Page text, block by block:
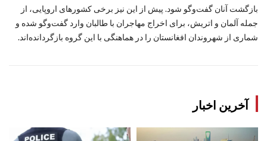
بازگشت آنان گفت‌وگو شود. پیش از این نیز برخی کشورهای اروپایی، از
جمله آلمان و اتریش، برای اخراج مهاجران با طالبان وارد گفت‌وگو شده و
شماری از شهروندان افغانستان را در هماهنگی با این گروه بازگردانده‌اند.
آخرین اخبار